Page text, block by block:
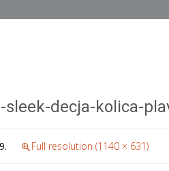
sleek-decja-kolica-
Full resolution (1140 × 631)